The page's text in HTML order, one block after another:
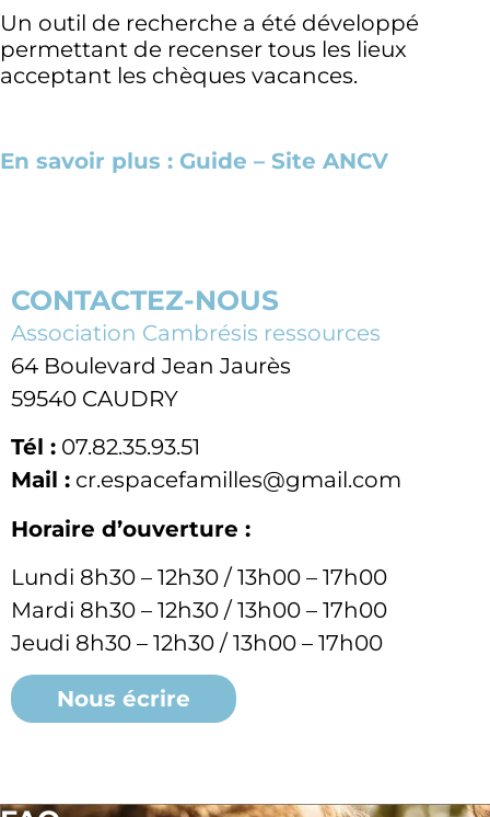
Un outil de recherche a été développé
permettant de recenser tous les lieux
acceptant les chèques vacances.
En savoir plus : Guide – Site ANCV
CONTACTEZ-NOUS
Association Cambrésis ressources
64 Boulevard Jean Jaurès
59540 CAUDRY
Tél : 07.82.35.93.51
Mail : cr.espacefamilles@gmail.com
Horaire d’ouverture :
Lundi 8h30 – 12h30 / 13h00 – 17h00
Mardi 8h30 – 12h30 / 13h00 – 17h00
Jeudi 8h30 – 12h30 / 13h00 – 17h00
Nous écrire